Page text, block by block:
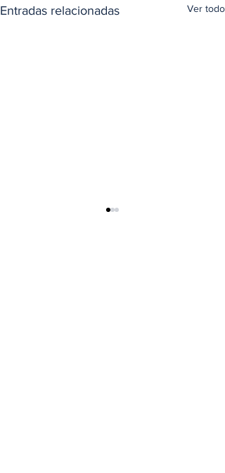
Entradas relacionadas Ver todo